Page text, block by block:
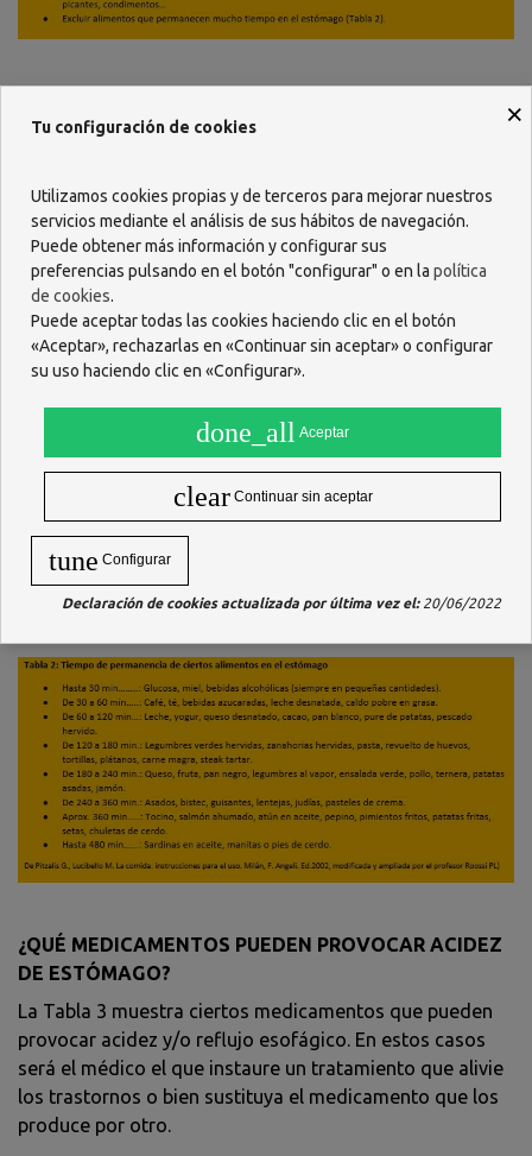
lesiones esofágicas. Los medicamentos pueden usarse
cuando hagan falta (manifestación de síntomas) o de
manera continua por periodos breves o largos. Siempre
son muy útiles las recomendaciones de estilo de vida ya
comentadas en la Tabla 1, porque muchas veces son
suficientes para reducir el reflujo. En casos leves pueden
usarse algunos productos, que pueden ser naturales
que protegen la mucosa del esófago frente a los
efectos irritantes y lesivos de los jugos gástricos que la
alcanzan. En casos más intensos es necesario el uso de
medicamentos más potentes que bloquean la
producción de los jugos ácidos gástricos (los
).La dosificación y la duración del tratamiento será
instaurada por el médico.
¿QUÉ MEDICAMENTOS PUEDEN PROVOCAR ACIDEZ
DE ESTÓMAGO?
La Tabla 3 muestra ciertos medicamentos que pueden
provocar acidez y/o reflujo esofágico. En estos casos
será el médico el que instaure un tratamiento que alivie
los trastornos o bien sustituya el medicamento que los
produce por otro.
×
Tu configuración de cookies
Utilizamos cookies propias y de terceros para mejorar nuestros
servicios mediante el análisis de sus hábitos de navegación.
Puede obtener más información y configurar sus
preferencias pulsando en el botón "configurar" o en la política
de cookies.
Puede aceptar todas las cookies haciendo clic en el botón
«Aceptar», rechazarlas en «Continuar sin aceptar» o configurar
su uso haciendo clic en «Configurar».
done_all Aceptar
clear Continuar sin aceptar
tune Configurar
Declaración de cookies actualizada por última vez el:20/06/2022